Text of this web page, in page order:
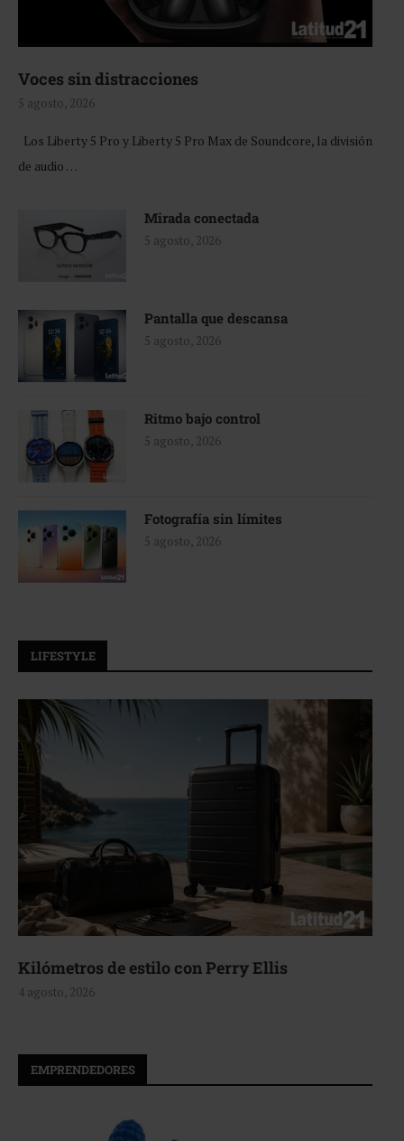
Voces sin distracciones
5 agosto, 2026
Los Liberty 5 Pro y Liberty 5 Pro Max de Soundcore, la división
de audio …
Mirada conectada
5 agosto, 2026
Pantalla que descansa
5 agosto, 2026
Ritmo bajo control
5 agosto, 2026
Fotografía sin límites
5 agosto, 2026
LIFESTYLE
Aerie, texturas que fluyen
4 agosto, 2026
EMPRENDEDORES